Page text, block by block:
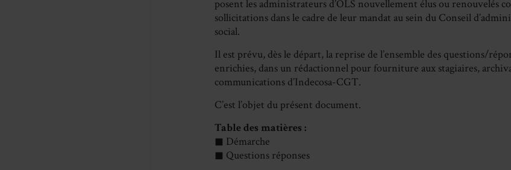
posent les administrateurs d’OLS nouvellement élus ou renouvelés
sollicitations dans le cadre de leur mandat au sein du Conseil
social.
Il est prévu, dès le départ, la reprise de l’ensemble des questions/
enrichies, dans un rédactionnel pour fourniture aux stagiaires,
communications d’Indecosa-CGT.
C’est l’objet du présent document.
Table des matières :
◼ Démarche
◼ Questions réponses